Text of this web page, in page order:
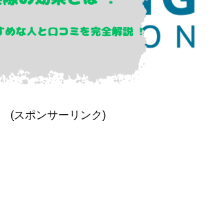
(スポンサーリンク)